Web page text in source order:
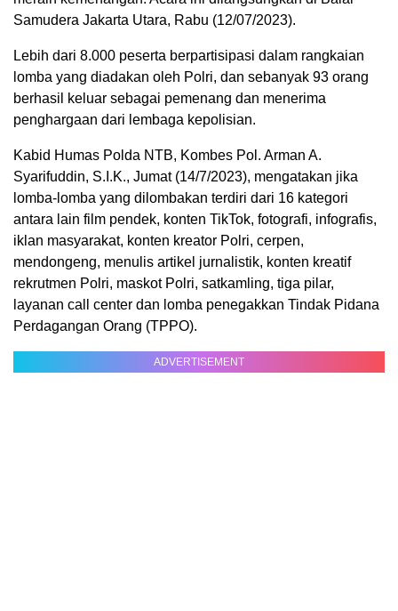
Samudera Jakarta Utara, Rabu (12/07/2023).
Lebih dari 8.000 peserta berpartisipasi dalam rangkaian
lomba yang diadakan oleh Polri, dan sebanyak 93 orang
berhasil keluar sebagai pemenang dan menerima
penghargaan dari lembaga kepolisian.
Kabid Humas Polda NTB, Kombes Pol. Arman A.
Syarifuddin, S.I.K., Jumat (14/7/2023), mengatakan jika
lomba-lomba yang dilombakan terdiri dari 16 kategori
antara lain film pendek, konten TikTok, fotografi, infografis,
iklan masyarakat, konten kreator Polri, cerpen,
mendongeng, menulis artikel jurnalistik, konten kreatif
rekrutmen Polri, maskot Polri, satkamling, tiga pilar,
layanan call center dan lomba penegakkan Tindak Pidana
Perdagangan Orang (TPPO).
ADVERTISEMENT